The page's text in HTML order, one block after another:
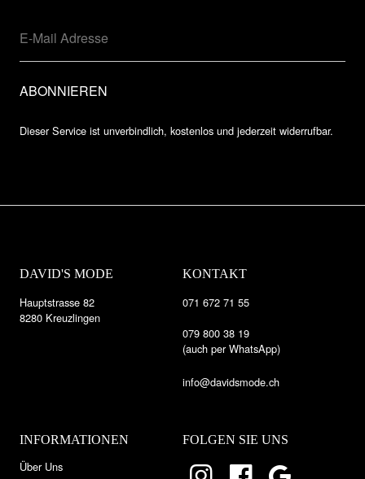
Dieser Service ist unverbindlich, kostenlos und jederzeit widerrufbar.
DAVID'S MODE
Hauptstrasse 82
8280 Kreuzlingen
KONTAKT
071 672 71 55
079 800 38 19
(auch per WhatsApp)
info@davidsmode.ch
INFORMATIONEN
Über Uns
FOLGEN SIE UNS